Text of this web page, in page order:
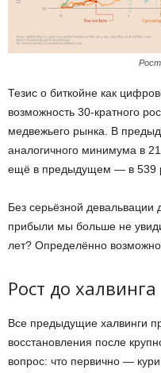
Тезис о биткойне как
возможность 30-кратного
медвежьего рынка. В
аналогичного минимума в
ещё в предыдущем — в 539
Без серьёзной
прибыли мы больше не
лет? Определённо
Рост до халвинга
Все предыдущие халвинги
восстановления после
вопрос: что первично —